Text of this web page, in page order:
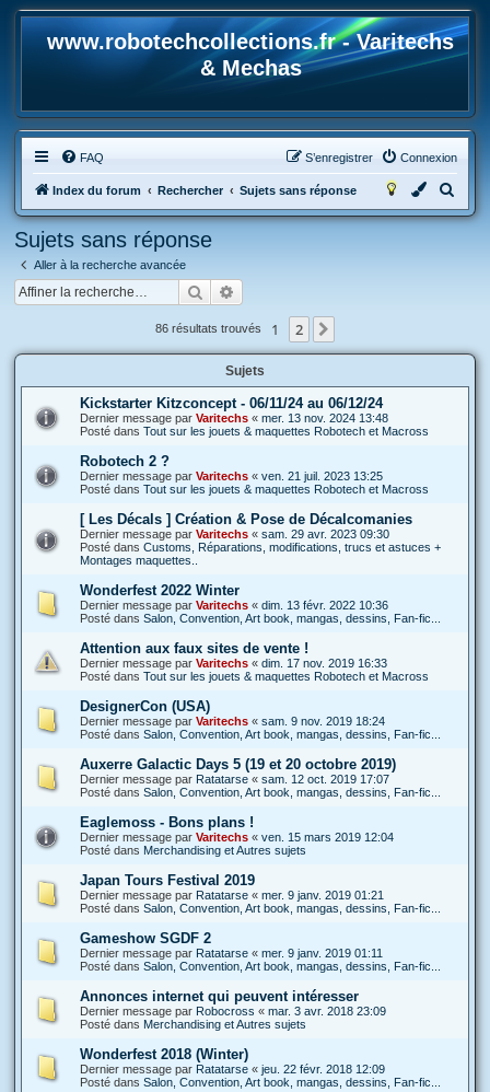
www.robotechcollections.fr - Varitechs
& Mechas
FAQ Connexion
S’enregistrer
Index du forum Rechercher Sujets sans réponse
e
c
Sujets sans réponse
Aller à la recherche avancée
Rechercher
86 résultats trouvés 1 2
Sujets
Kickstarter Kitzconcept - 06/11/24 au 06/12/24
Dernier message par Varitechs « mer. 13 nov. 2024 13:48
Posté dans Tout sur les jouets & maquettes Robotech et Macross
Robotech 2 ?
Dernier message par Varitechs « ven. 21 juil. 2023 13:25
Posté dans Tout sur les jouets & maquettes Robotech et Macross
[ Les Décals ] Création & Pose de Décalcomanies
Dernier message par Varitechs « sam. 29 avr. 2023 09:30
Posté dans Customs, Réparations, modifications, trucs et astuces +
Montages maquettes..
Wonderfest 2022 Winter
Dernier message par Varitechs « dim. 13 févr. 2022 10:36
Posté dans Salon, Convention, Art book, mangas, dessins, Fan-fic...
Attention aux faux sites de vente !
Dernier message par Varitechs « dim. 17 nov. 2019 16:33
Posté dans Tout sur les jouets & maquettes Robotech et Macross
DesignerCon (USA)
Dernier message par Varitechs « sam. 9 nov. 2019 18:24
Posté dans Salon, Convention, Art book, mangas, dessins, Fan-fic...
Auxerre Galactic Days 5 (19 et 20 octobre 2019)
Dernier message par Ratatarse « sam. 12 oct. 2019 17:07
Posté dans Salon, Convention, Art book, mangas, dessins, Fan-fic...
Eaglemoss - Bons plans !
Dernier message par Varitechs « ven. 15 mars 2019 12:04
Posté dans Merchandising et Autres sujets
Japan Tours Festival 2019
Dernier message par Ratatarse « mer. 9 janv. 2019 01:21
Posté dans Salon, Convention, Art book, mangas, dessins, Fan-fic...
Gameshow SGDF 2
Dernier message par Ratatarse « mer. 9 janv. 2019 01:11
Posté dans Salon, Convention, Art book, mangas, dessins, Fan-fic...
Annonces internet qui peuvent intéresser
Dernier message par Robocross « mar. 3 avr. 2018 23:09
Posté dans Merchandising et Autres sujets
Wonderfest 2018 (Winter)
Dernier message par Ratatarse « jeu. 22 févr. 2018 12:09
Posté dans Salon, Convention, Art book, mangas, dessins, Fan-fic...